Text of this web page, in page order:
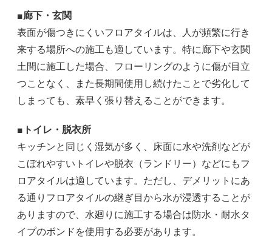
■廊下・玄関
表面が傷つきにくいフロアタイルは、人が頻繁に行き
来する場所への施工も適しています。特に廊下や玄関
土間に施工した場合、フローリングのように傷が目立
つことなく、また長期間使用し続けたことで劣化して
しまっても、素早く張り替えることができます。
■トイレ・脱衣所
キッチンと同じく湿気が多く、床面に水や洗剤などが
こぼれやすいトイレや脱衣（ランドリー）などにもフ
ロアタイルは適しています。ただし、デメリットにあ
る通りフロアタイルの継ぎ目から水が浸透することが
ありますので、水廻りに施工する場合は防水・耐水タ
イプのボンドを使用する必要があります。